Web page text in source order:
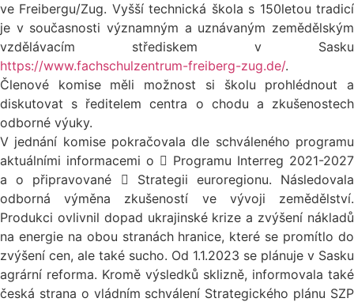
ve Freibergu/Zug. Vyšší technická škola s 150letou tradicí
je v současnosti významným a uznávaným zemědělským
vzdělávacím střediskem v Sasku
https://www.fachschulzentrum-freiberg-zug.de/.
Členové komise měli možnost si školu prohlédnout a
diskutovat s ředitelem centra o chodu a zkušenostech
odborné výuky.
V jednání komise pokračovala dle schváleného programu
aktuálními informacemi o  Programu Interreg 2021-2027
a o připravované  Strategii euroregionu. Následovala
odborná výměna zkušeností ve vývoji zemědělství.
Produkci ovlivnil dopad ukrajinské krize a zvýšení nákladů
na energie na obou stranách hranice, které se promítlo do
zvýšení cen, ale také sucho. Od 1.1.2023 se plánuje v Sasku
agrární reforma. Kromě výsledků sklizně, informovala také
česká strana o vládním schválení Strategického plánu SZP